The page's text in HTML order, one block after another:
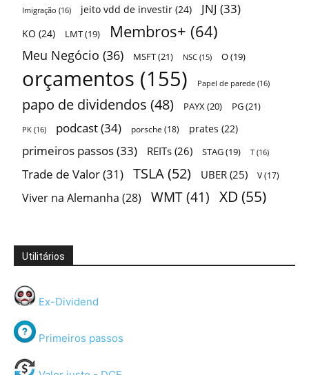
Imigração (16) jeito vdd de investir (24) JNJ (33)
KO (24) LMT(19) Membros+ (64)
Meu Negócio (36) MSFT(21) NSC (15) O(19)
orçamentos (155) Papel de parede (16)
papo de dividendos (48) PAYX(20) PG(21)
PK (16) podcast(34) porsche (18) prates (22)
primeiros passos(33) REITs (26) STAG(19) T (16)
Trade de Valor(31) TSLA(52) UBER (25) V(17)
Viver na Alemanha (28) WMT (41) XD (55)
Utilitários
Ex-Dividend
Primeiros passos